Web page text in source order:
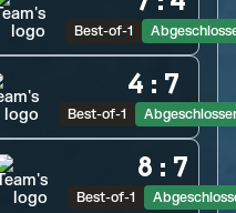
Best-of-1
4 : 7
Best-of-1
8 : 7
Best-of-1